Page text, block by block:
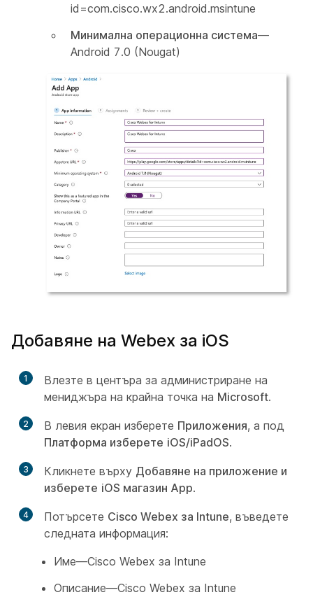
id=com.cisco.wx2.android.msintune
Минимална операционна система—
Android 7.0 (Nougat)
Добавяне на Webex за iOS
1
Влезте в центъра за администриране на
мениджъра на крайна точка на Microsoft.
2 В левия екран изберете Приложения, а под
Платформа изберете iOS/iPadOS.
3 Кликнете върху Добавяне на приложение и
изберете iOS магазин App.
4 Потърсете Cisco Webex за Intune, въведете
следната информация:
Име—Cisco Webex за Intune
Описание—Cisco Webex за Intune